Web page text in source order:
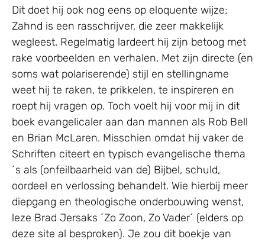
Dit doet hij ook nog eens op eloquente wijze;
Zahnd is een rasschrijver, die zeer makkelijk
wegleest. Regelmatig lardeert hij zijn betoog met
rake voorbeelden en verhalen. Met zijn directe (en
soms wat polariserende) stijl en stellingname
weet hij te raken, te prikkelen, te inspireren en
roept hij vragen op. Toch voelt hij voor mij in dit
boek evangelicaler aan dan mannen als Rob Bell
en Brian McLaren. Misschien omdat hij vaker de
Schriften citeert en typisch evangelische thema
´s als (onfeilbaarheid van de) Bijbel, schuld,
oordeel en verlossing behandelt. Wie hierbij meer
diepgang en theologische onderbouwing wenst,
leze Brad Jersaks ´Zo Zoon, Zo Vader´ (elders op
deze site al besproken). Je zou dit boekje van